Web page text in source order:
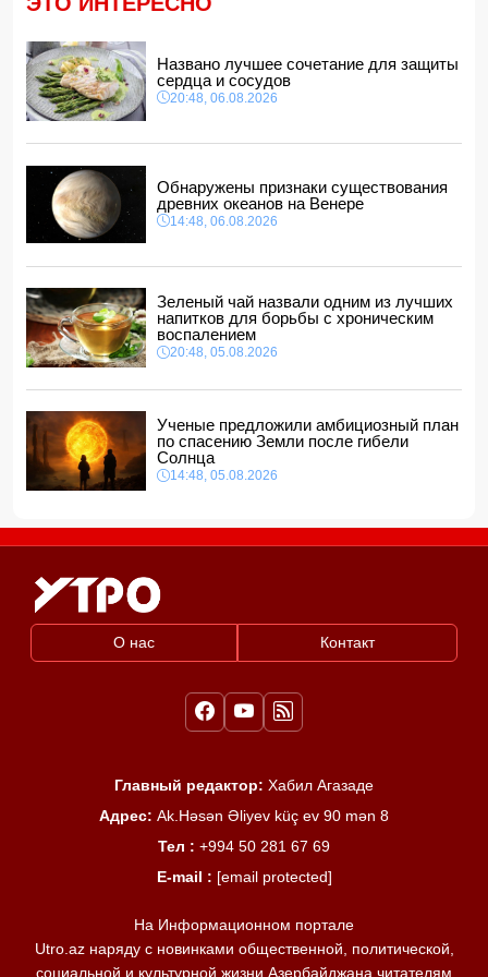
"Шохрат"
14:10, 06.08.2026
Стали известны детали контракта Наримана Ахундзаде
с "Эрзурумспором"
представителей, одного назначил на новую должность
14:00, 06.08.2026
Прогноз погоды в Азербайджане на 7 августа
12:48, 06.08.2026
гибелью граждан Азербайджана в Азовском и Чёрном
морях
12:40, 06.08.2026
Названо лучшее сочетание для защиты
сердца и сосудов
20:48, 06.08.2026
Обнаружены признаки существования
древних океанов на Венере
14:48, 06.08.2026
Зеленый чай назвали одним из лучших
напитков для борьбы с хроническим
воспалением
20:48, 05.08.2026
Ученые предложили амбициозный план
по спасению Земли после гибели
Солнца
14:48, 05.08.2026
О нас Контакт
Главный редактор: Хабил Агазаде
Адрес: Ak.Həsən Əliyev küç ev 90 mən 8
Тел : +994 50 281 67 69
E-mail : [email protected]
На Информационном портале
Utro.az наряду с новинками общественной, политической,
социальной и культурной жизни Азербайджана читателям